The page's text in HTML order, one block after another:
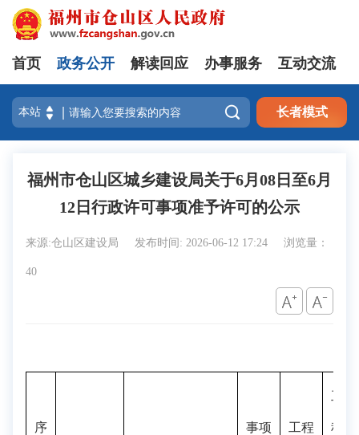
首页 政务公开 解读回应 办事服务 互动交流
 长者模式
福州市仓山区城乡建设局关于6月08日至6月
12日行政许可事项准予许可的公示
来源:仓山区建设局 发布时间: 2026-06-12 17:24 浏览量：
40
序 事项 工程
工
程